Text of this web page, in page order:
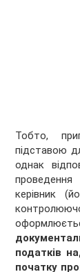
Тобто,
підставою
однак
проведення
керівник
податків
початку